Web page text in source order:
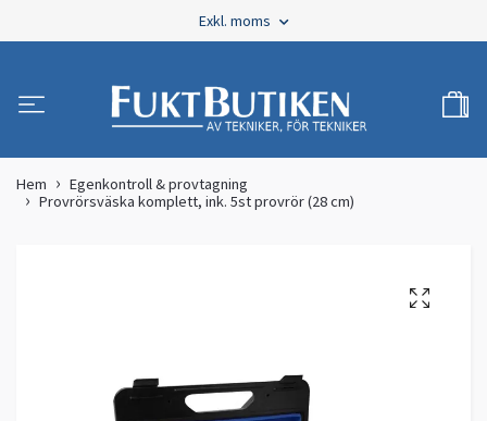
Exkl. moms
Hem
Egenkontroll & provtagning
Provrörsväska komplett, ink. 5st provrör (28 cm)